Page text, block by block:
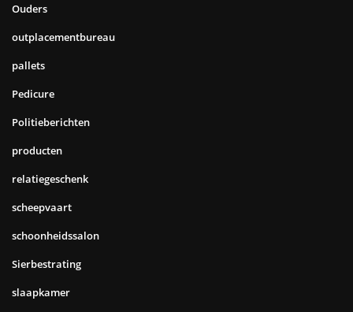
Ouders
outplacementbureau
pallets
Pedicure
Politieberichten
producten
relatiegeschenk
scheepvaart
schoonheidssalon
Sierbestrating
slaapkamer